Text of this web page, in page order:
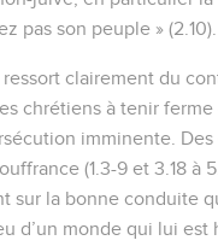
pas son peuple » (2.10).
clairement du
chrétiens à tenir ferme
imminente.
(1.3-9 et 3.18 à
sur la bonne conduite
d’un monde qui lui est